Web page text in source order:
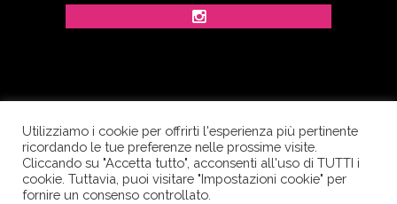
© Copyright Dolcezze di Ferrentino A. - P.IVA
IT02609400656 - Tutti i diritti riservati.
Corso Palatucci, 65 - 84013 Cava de’ Tirreni (SA) -
Utilizziamo i cookie per offrirti l'esperienza più pertinente
ricordando le tue preferenze nelle prossime visite.
Cliccando su "Accetta tutto", acconsenti all'uso di TUTTI i
cookie. Tuttavia, puoi visitare "Impostazioni cookie" per
fornire un consenso controllato.